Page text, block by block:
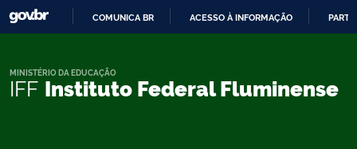
CONTEÚDO
COMUNICA BR ACESSO À INFORMAÇÃO
IFF Instituto Federal Fluminense
MINISTÉRIO DA EDUCAÇÃO